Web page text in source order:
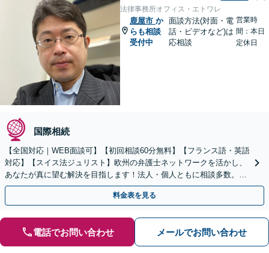
法律事務所オフィス・エトワレ
鹿屋市 か
らも相談
受付中
面談方法(対面・電
話・ビデオなど)は
応相談
営業時
間：本日
定休日
国際相続
【全国対応｜WEB面談可】【初回相談60分無料】【フランス語・英語
対応】【スイス法ジュリスト】欧州の弁護士ネットワークを活かし、
あなたが真に望む解決を目指します！法人・個人ともに相談多数。細
やかな連絡と粘り強い交渉を徹底【休日・夜間相談可】
料金表を見る
電話でお問い合わせ メールでお問い合わせ